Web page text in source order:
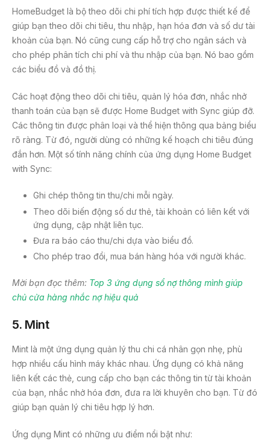
HomeBudget là bộ theo dõi chi phí tích hợp được thiết kế để
giúp bạn theo dõi chi tiêu, thu nhập, hạn hóa đơn và số dư tài
khoản của bạn. Nó cũng cung cấp hỗ trợ cho ngân sách và
cho phép phân tích chi phí và thu nhập của bạn. Nó bao gồm
các biểu đồ và đồ thị.
Các hoạt động theo dõi chi tiêu, quản lý hóa đơn, nhắc nhở
thanh toán của bạn sẽ được Home Budget with Sync giúp đỡ.
Các thông tin được phân loại và thể hiện thông qua bảng biểu
rõ ràng. Từ đó, người dùng có những kế hoạch chi tiêu đúng
đắn hơn. Một số tính năng chính của ứng dụng Home Budget
with Sync:
Ghi chép thông tin thu/chi mỗi ngày.
Theo dõi biến động số dư thẻ, tài khoản có liên kết với
ứng dụng, cập nhật liên tục.
Đưa ra báo cáo thu/chi dựa vào biểu đồ.
Cho phép trao đổi, mua bán hàng hóa với người khác.
Mời bạn đọc thêm: Top 3 ứng dụng sổ nợ thông mình giúp
chủ cửa hàng nhắc nợ hiệu quả
5. Mint
Mint là một ứng dụng quản lý thu chi cá nhân gọn nhẹ, phù
hợp nhiều cấu hình máy khác nhau. Ứng dụng có khả năng
liên kết các thẻ, cung cấp cho bạn các thông tin từ tài khoản
của bạn, nhắc nhở hóa đơn, đưa ra lời khuyên cho bạn. Từ đó
giúp bạn quản lý chi tiêu hợp lý hơn.
Ứng dụng Mint có những ưu điểm nổi bật như: